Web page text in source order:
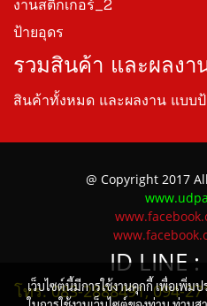
งานสติ๊กเกอร์_2
ป้ายอุดร
รวมสินค้า และผลงา
สินค้าทั้งหมด และผลงาน แบบป้
@ Copyright 2017
ID LINE :
โทร. 083-2888491, 094-
เว็บไซต์นี้มีการใช้งานคุกกี้ เพื่อเพิ่